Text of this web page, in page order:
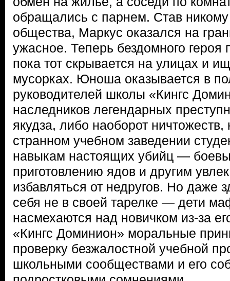
обращались с парнем. Став
общества, Маркус оказался на
ужасное. Теперь бездомного героя
пока тот скрывается на улицах и
мусорках. Юноша оказывается в
руководителей школы «Кингс
наследников легендарных
якудза, либо наоборот
странном учебном заведении
навыкам настоящих убийц —
приготовлению ядов и другим
избавляться от недругов. Но даже
себя не в своей тарелке — дети
насмехаются над новичком из-за
«Кингс Доминион» моральные
проверку безжалостной учебной
школьными сообществами и его